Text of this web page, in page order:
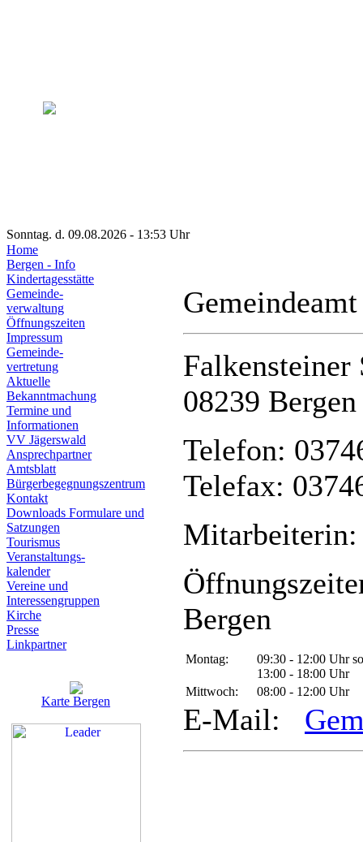
Sonntag. d. 09.08.2026 - 13:53 Uhr
Home
Bergen - Info
Kindertagesstätte
Gemeinde-
verwaltung
Öffnungszeiten
Impressum
Gemeinde-
vertretung
Aktuelle
Bekanntmachung
Termine und
Informationen
VV Jägerswald
Ansprechpartner
Amtsblatt
Bürgerbegegnungszentrum
Kontakt
Downloads Formulare und
Satzungen
Tourismus
Veranstaltungs-
kalender
Vereine und
Interessen­gruppen
Kirche
Presse
Linkpartner
Karte Bergen
Falkensteiner
08239 Bergen
Telefon:
Telefax:
Mitarbeiterin:
Bergen
Montag:
09:30 - 12:00 Uhr
13:00 - 18:00 Uhr
Mittwoch:
08:00 - 12:00 Uhr
E-Mail: